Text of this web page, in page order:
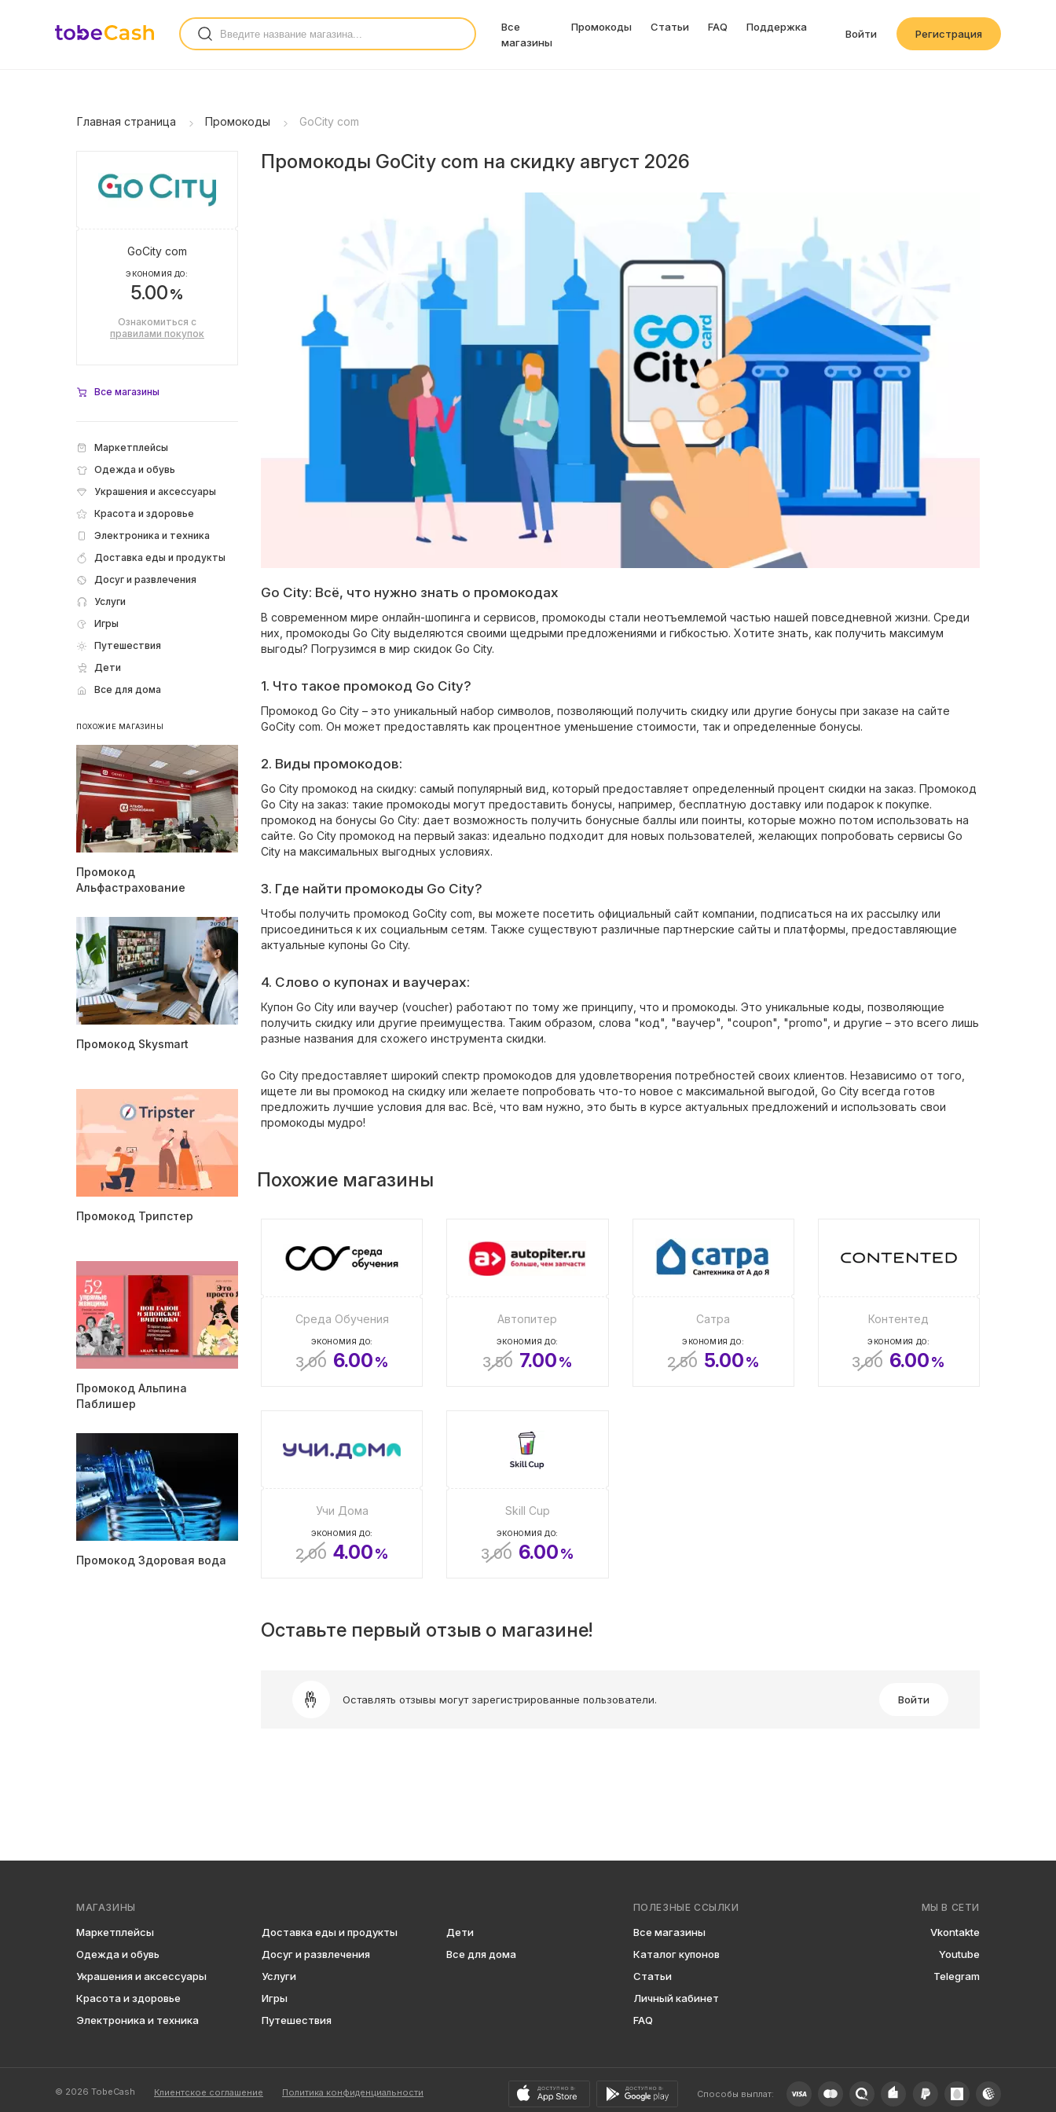
Все
магазины
Промокоды Статьи FAQ Поддержка
Войти Регистрация
Главная страница Промокоды GoCity com
GoCity com
ЭКОНОМИЯ ДО:
5.00%
Ознакомиться с
правилами покупок
Все магазины
Маркетплейсы
Одежда и обувь
Украшения и аксессуары
Красота и здоровье
Электроника и техника
Доставка еды и продукты
Досуг и развлечения
Услуги
Игры
Путешествия
Дети
Все для дома
ПОХОЖИЕ МАГАЗИНЫ
Промокод
Альфастрахование
Промокод Skysmart
Промокод Трипстер
Промокод Альпина
Паблишер
Промокод Здоровая вода
Промокоды GoCity com на скидку август 2026
Go City: Всё, что нужно знать о промокодах
В современном мире онлайн-шопинга и сервисов, промокоды стали неотъемлемой частью нашей повседневной жизни. Среди
них, промокоды Go City выделяются своими щедрыми предложениями и гибкостью. Хотите знать, как получить максимум
выгоды? Погрузимся в мир скидок Go City.
1. Что такое промокод Go City?
Промокод Go City – это уникальный набор символов, позволяющий получить скидку или другие бонусы при заказе на сайте
GoCity com. Он может предоставлять как процентное уменьшение стоимости, так и определенные бонусы.
2. Виды промокодов:
Go City промокод на скидку: самый популярный вид, который предоставляет определенный процент скидки на заказ. Промокод
Go City на заказ: такие промокоды могут предоставить бонусы, например, бесплатную доставку или подарок к покупке.
промокод на бонусы Go City: дает возможность получить бонусные баллы или поинты, которые можно потом использовать на
сайте. Go City промокод на первый заказ: идеально подходит для новых пользователей, желающих попробовать сервисы Go
City на максимальных выгодных условиях.
3. Где найти промокоды Go City?
Чтобы получить промокод GoCity com, вы можете посетить официальный сайт компании, подписаться на их рассылку или
присоединиться к их социальным сетям. Также существуют различные партнерские сайты и платформы, предоставляющие
актуальные купоны Go City.
4. Слово о купонах и ваучерах:
Купон Go City или ваучер (voucher) работают по тому же принципу, что и промокоды. Это уникальные коды, позволяющие
получить скидку или другие преимущества. Таким образом, слова "код", "ваучер", "coupon", "promo", и другие – это всего лишь
разные названия для схожего инструмента скидки.
Go City предоставляет широкий спектр промокодов для удовлетворения потребностей своих клиентов. Независимо от того,
ищете ли вы промокод на скидку или желаете попробовать что-то новое с максимальной выгодой, Go City всегда готов
предложить лучшие условия для вас. Всё, что вам нужно, это быть в курсе актуальных предложений и использовать свои
промокоды мудро!
Похожие магазины
Среда Обучения
ЭКОНОМИЯ ДО:
3.00 6.00%
Автопитер
ЭКОНОМИЯ ДО:
3.50 7.00%
Сатра
ЭКОНОМИЯ ДО:
2.50 5.00%
Контентед
ЭКОНОМИЯ ДО:
3.00 6.00%
Учи Дома
ЭКОНОМИЯ ДО:
2.00 4.00%
Skill Cup
ЭКОНОМИЯ ДО:
3.00 6.00%
Оставьте первый отзыв о магазине!
Оставлять отзывы могут зарегистрированные пользователи. Войти
МАГАЗИНЫ
Маркетплейсы
Одежда и обувь
Украшения и аксессуары
Красота и здоровье
Электроника и техника
Доставка еды и продукты
Досуг и развлечения
Услуги
Игры
Путешествия
Дети
Все для дома
ПОЛЕЗНЫЕ ССЫЛКИ
Все магазины
Каталог купонов
Статьи
Личный кабинет
FAQ
МЫ В СЕТИ
Vkontakte
Youtube
Telegram
© 2026 TobeCash Клиентское соглашение Политика конфиденциальности Способы выплат: